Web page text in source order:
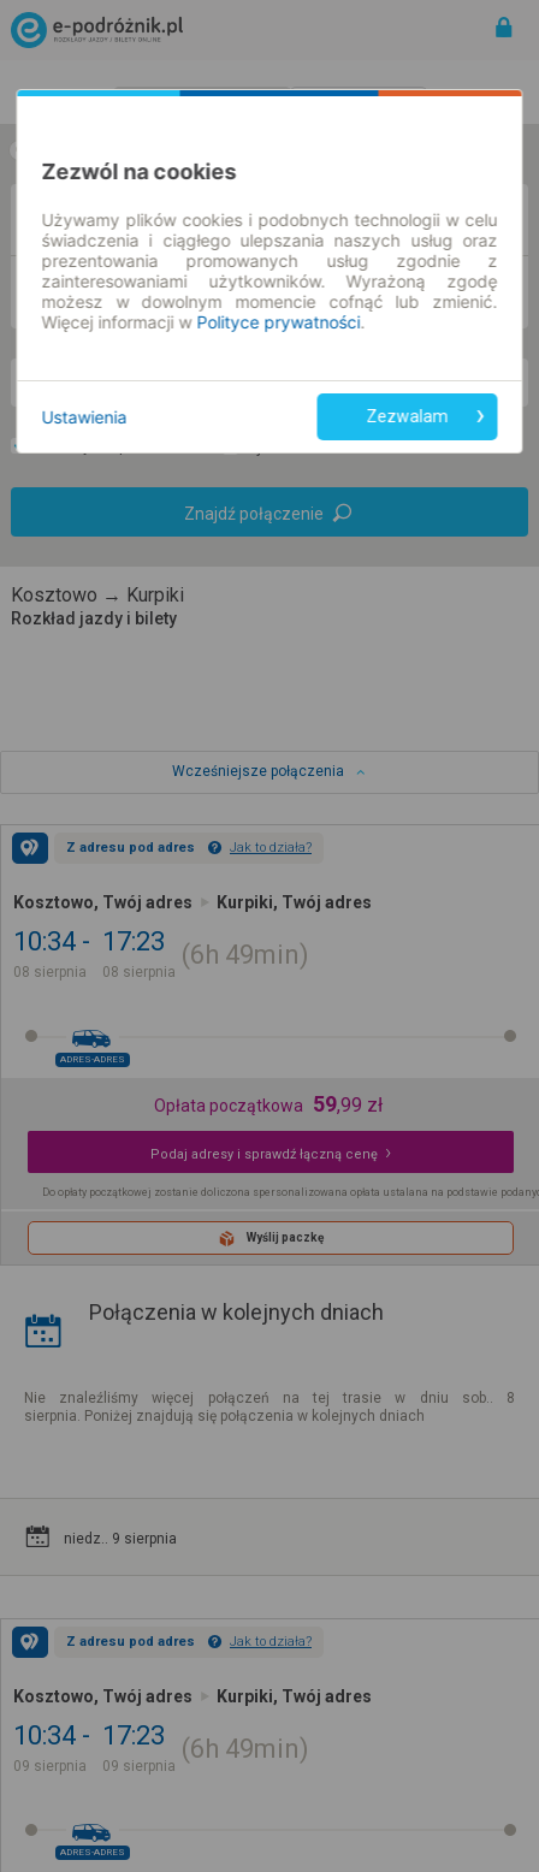
Z
DO
so. 8 sie. -- : --
Znajdź połączenie
Kosztowo → Kurpiki
Rozkład jazdy i bilety
Wcześniejsze połączenia
Z adresu pod adres Jak to działa?
Kosztowo, Twój adres Kurpiki, Twój adres
10:34
08 sierpnia
17:23
08 sierpnia
6h 49min
ADRES-ADRES
Opłata początkowa 59,99 zł
Podaj adresy i sprawdź łączną cenę
Do opłaty początkowej zostanie doliczona spersonalizowana opłata ustalana na podstawie
Wyślij paczkę
Połączenia w kolejnych dniach
Nie znaleźliśmy więcej połączeń na tej trasie w dniu sob.. 8
sierpnia. Poniżej znajdują się połączenia w kolejnych dniach
niedz.. 9 sierpnia
Z adresu pod adres Jak to działa?
Kosztowo, Twój adres Kurpiki, Twój adres
10:34
09 sierpnia
17:23
09 sierpnia
6h 49min
ADRES-ADRES
Zezwól na cookies
Używamy plików cookies i podobnych technologii w celu
świadczenia i ciągłego ulepszania naszych usług oraz
prezentowania promowanych usług zgodnie z
zainteresowaniami użytkowników. Wyrażoną zgodę
możesz w dowolnym momencie cofnąć lub zmienić.
Więcej informacji w Polityce prywatności.
Ustawienia Zezwalam